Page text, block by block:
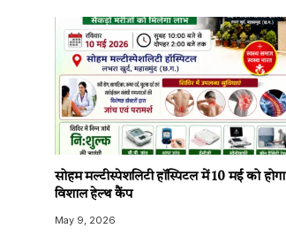
सोहम मल्टीस्पेशलिटी हॉस्पिटल में 10 मई को होगा
विशाल हेल्थ कैंप
May 9, 2026